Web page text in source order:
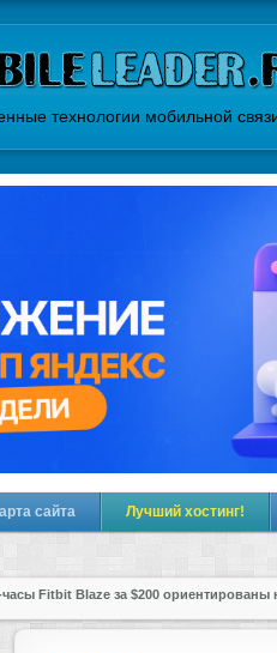
технологии мобильной
сайта Лучший хостинг!
часы Fitbit Blaze за $200 ориентированы